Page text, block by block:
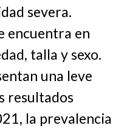
severa.
encuentra en
talla y sexo.
una leve
resultados
la prevalencia